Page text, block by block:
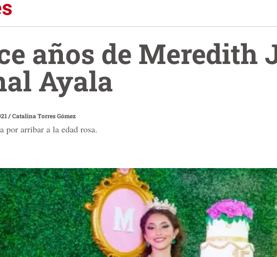
años de Meredith
Ayala
/Catalina Torres Gómez
por arribar a la edad rosa.